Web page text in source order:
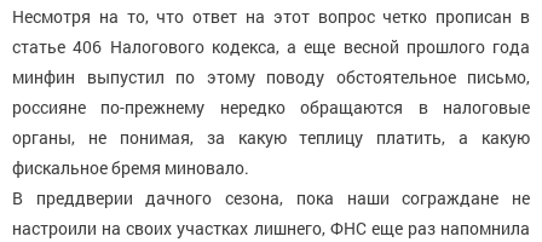
Несмотря на то, что ответ на этот вопрос четко прописан в
статье 406 Налогового кодекса, а еще весной прошлого года
минфин выпустил по этому поводу обстоятельное письмо,
россияне по-прежнему нередко обращаются в налоговые
органы, не понимая, за какую теплицу платить, а какую
фискальное бремя миновало.
В преддверии дачного сезона, пока наши сограждане не
настроили на своих участках лишнего, ФНС еще раз напомнила